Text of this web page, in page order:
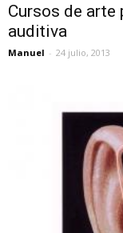
Cursos de arte
auditiva
Manuel - 24 julio, 2013